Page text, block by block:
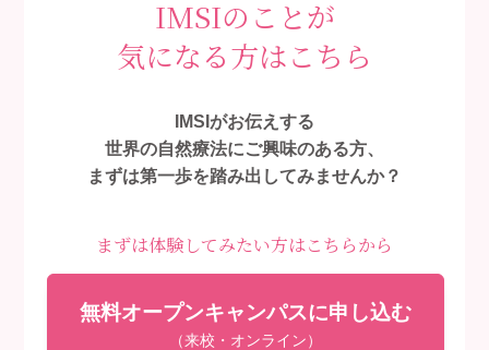
IMSIのことが
気になる方はこちら
IMSIがお伝えする
世界の自然療法にご興味のある方、
まずは第一歩を踏み出してみませんか？
まずは体験してみたい方はこちらから
無料オープンキャンパスに申し込む
（来校・オンライン）